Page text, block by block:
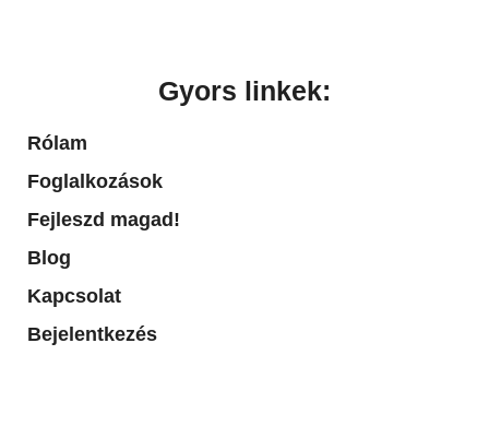
Gyors linkek:
Rólam
Foglalkozások
Fejleszd magad!
Blog
Kapcsolat
Bejelentkezés